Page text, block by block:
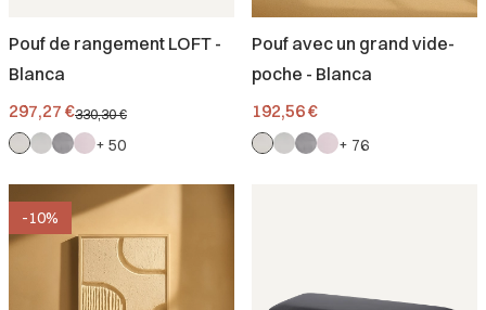
Pouf de rangement LOFT -
Blanca
Prix promotionnel
297,27 €330,30 €
+ 50
Pouf avec un grand vide-
poche - Blanca
Prix
192,56 €
+ 76
-10%